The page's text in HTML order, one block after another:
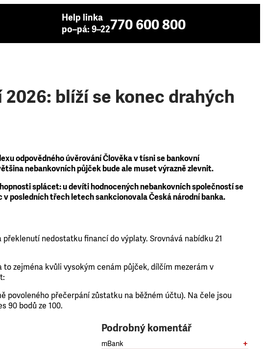
Help linka
po–pá: 9–22770 600 800
blíží se konec drahých
odpovědného úvěrování Člověka v tísni se bankovní
nebankovních půjček bude ale muset výrazně zlevnit.
splácet: u devíti hodnocených nebankovních společností se
posledních třech letech sankcionovala Česká národní banka.
nedostatku financí do výplaty. Srovnává nabídku 21
zejména kvůli vysokým cenám půjček, dílčím mezerám v
přečerpání zůstatku na běžném účtu). Na čele jsou
90 bodů ze 100.
Podrobný komentář
mBank